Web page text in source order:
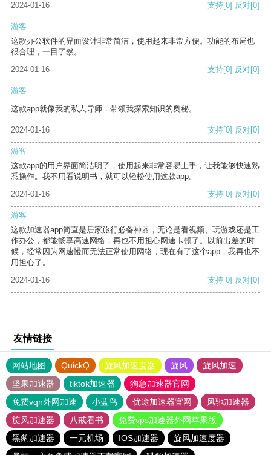
2024-01-16
支持[0] 反对[0]
游客
这款办公软件的界面设计非常简洁，使用起来非常方便。功能的布局也
很合理，一目了然。
2024-01-16
支持[0] 反对[0]
游客
这款app就像我的私人导师，带领我探索知识的奥秘。
2024-01-16 支持[0] 反对[0]
游客
这款app的用户界面简洁明了，使用起来非常容易上手，让我能够快速熟
悉操作。我不用看说明书，就可以轻松使用这款app。
2024-01-16
支持[0] 反对[0]
游客
这款加速器app简直是居家旅行必备神器，无论是看视频、玩游戏还是工
作办公，都能畅享高速网络，再也不用担心网速卡顿了。以前出差的时
候，经常因为网速慢而无法正常使用网络，现在有了这个app，我再也不
用担心了。
2024-01-16
支持[0] 反对[0]
友情链接
网站地图 QuickQ 旋风加速度器 旋风
旋风加速
坚果加速器
tiktok加速器
狗急加速器官网
免费vqn外网加速
小蓝鸟 优途加速器官网
风驰加速器
旋风加速器
八戒看书
免费vps加速器外网苹果版
黑豹加速器
一元机场 IOS加速器
旋风加速度器